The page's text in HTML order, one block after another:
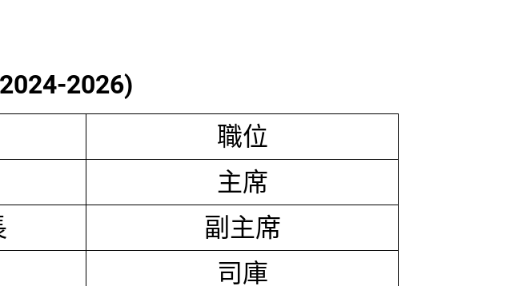
2026)
職位
主席
副主席
司庫